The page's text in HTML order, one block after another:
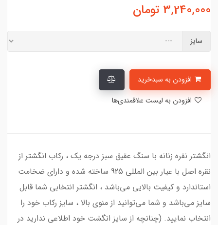
3,240,000 تومان
سایز
انگشتر نقره زنانه با سنگ عقیق سبز درجه یک ، رکاب انگشتر از
نقره اصل با عیار بین المللی 925 ساخته شده و دارای ضخامت
استاندارد و کیفیت بالایی می‌باشد ، انگشتر انتخابی شما قابل
سایز می‌باشد و شما می‌توانید از منوی بالا ، سایز رکاب خود را
انتخاب نمایید. (چنانچه از سایز انگشت خود اطلاعی ندارید در